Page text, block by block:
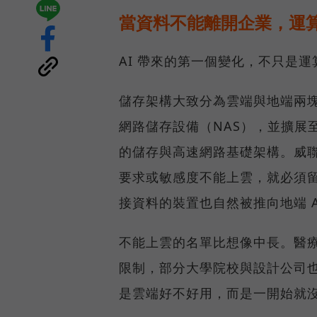
當資料不能離開企業，運
AI 帶來的第一個變化，不只是
儲存架構大致分為雲端與地端兩
網路儲存設備（NAS），並擴展
的儲存與高速網路基礎架構。威
要求或敏感度不能上雲，就必須
接資料的裝置也自然被推向地端
不能上雲的名單比想像中長。醫
限制，部分大學院校與設計公司
是雲端好不好用，而是一開始就